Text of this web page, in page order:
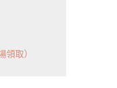
領取）